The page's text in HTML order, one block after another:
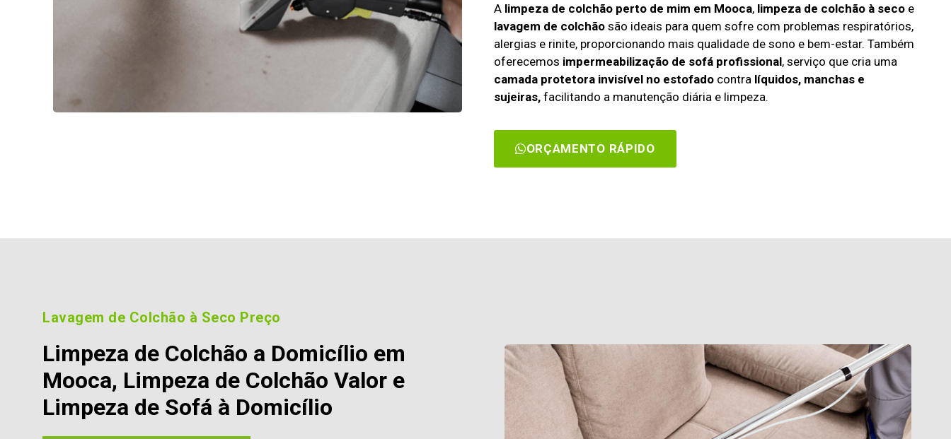
A limpeza de colchão perto de mim em Mooca, limpeza de colchão à secoe
lavagem de colchãosão ideais para quem sofre com problemas respiratórios,
alergias e rinite, proporcionando mais qualidade de sono e bem-estar. Também
oferecemos impermeabilização de sofá profissional, serviço que cria uma
camada protetora invisível no estofadocontra líquidos, manchas e
sujeiras,facilitando a manutenção diária e limpeza.
ORÇAMENTO RÁPIDO
Lavagem de Colchão à Seco Preço
Limpeza de Colchão a Domicílio em
Mooca, Limpeza de Colchão Valor e
Limpeza de Sofá à Domicílio